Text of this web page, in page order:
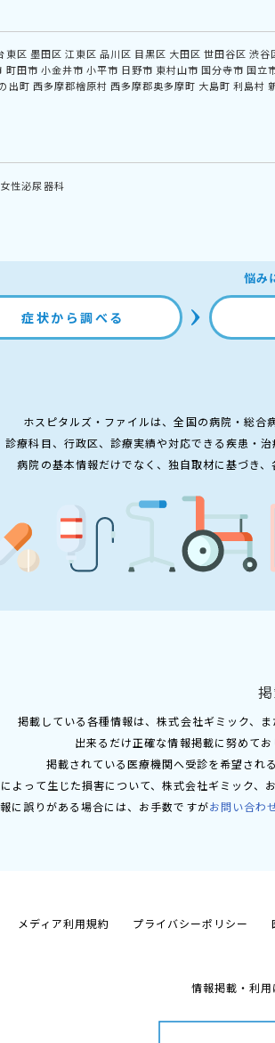
東区 墨田区 江東区 品川区 目黒区 大田区 世田谷区 渋谷
町田市 小金井市 小平市 日野市 東村山市 国分寺市 国立
出町 西多摩郡檜原村 西多摩郡奥多摩町 大島町 利島村
女性泌尿器科
悩み
症状から調べる
ホスピタルズ・ファイルは、全国の病院・総合
診療科目、行政区、診療実績や対応できる疾患・
病院の基本情報だけでなく、独自取材に基づき
掲載している各種情報は、株式会社ギミック、
出来るだけ正確な情報掲載に努めて
掲載されている医療機関へ受診を希望され
よって生じた損害について、株式会社ギミック、
に誤りがある場合には、お手数ですがお問い合わ
メディア利用規約 プライバシーポリシー
情報掲載・利